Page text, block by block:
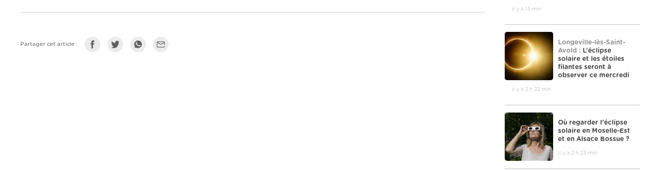
Partager cet article :
il y a 13 min
Longeville-lès-Saint-
Avold : L’éclipse
solaire et les étoiles
filantes seront à
observer ce mercredi
il y a 2 h 22 min
Où regarder l’éclipse
solaire en Moselle-Est
et en Alsace Bossue ?
il y a 2 h 23 min